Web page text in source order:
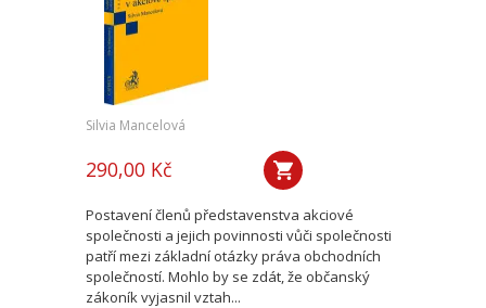
Silvia Mancelová
290,00 Kč
Postavení členů představenstva akciové
společnosti a jejich povinnosti vůči společnosti
patří mezi základní otázky práva obchodních
společností. Mohlo by se zdát, že občanský
zákoník vyjasnil vztah...